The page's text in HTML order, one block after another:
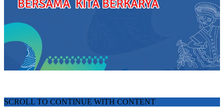
SCROLL TO CONTINUE WITH CONTENT